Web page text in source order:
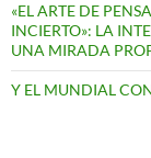
«EL ARTE DE
INCIERTO»: LA
UNA MIRADA
Y EL MUNDIAL